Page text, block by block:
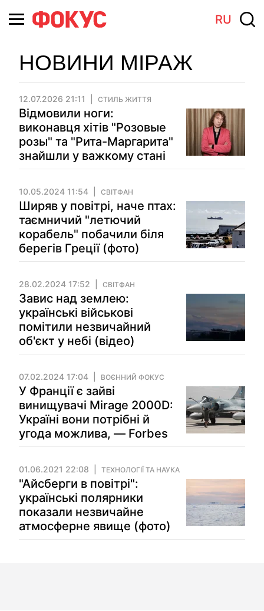
RU
НОВИНИ МІРАЖ
12.07.2026 21:11 СТИЛЬ ЖИТТЯ
Відмовили ноги:
виконавця хітів "Розовые
розы" та "Рита-Маргарита"
знайшли у важкому стані
10.05.2024 11:54 СВІТФАН
Ширяв у повітрі, наче птах:
таємничий "летючий
корабель" побачили біля
берегів Греції (фото)
28.02.2024 17:52 СВІТФАН
Завис над землею:
українські військові
помітили незвичайний
об'єкт у небі (відео)
07.02.2024 17:04 ВОЄННИЙ ФОКУС
У Франції є зайві
винищувачі Mirage 2000D:
Україні вони потрібні й
угода можлива, — Forbes
01.06.2021 22:08 ТЕХНОЛОГІЇ ТА НАУКА
"Айсберги в повітрі":
українські полярники
показали незвичайне
атмосферне явище (фото)